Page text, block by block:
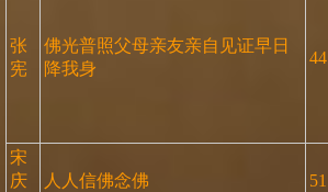
张
宪
佛光普照父母亲友亲自见证早日
降我身
44
宋
庆
人人信佛念佛 51